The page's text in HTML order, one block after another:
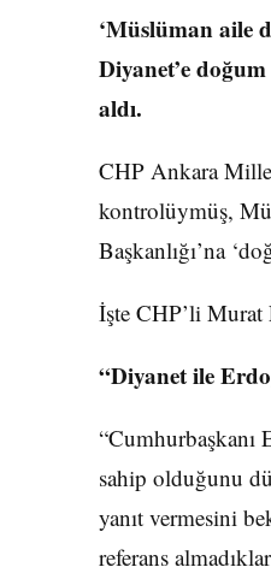
‘Müslüman aile
Diyanet’e
aldı.
CHP Ankara
kontrolüymüş,
Başkanlığı’na
İşte CHP’li Murat
“Diyanet ile
“Cumhurbaşkanı
sahip olduğunu
yanıt vermesini
referans